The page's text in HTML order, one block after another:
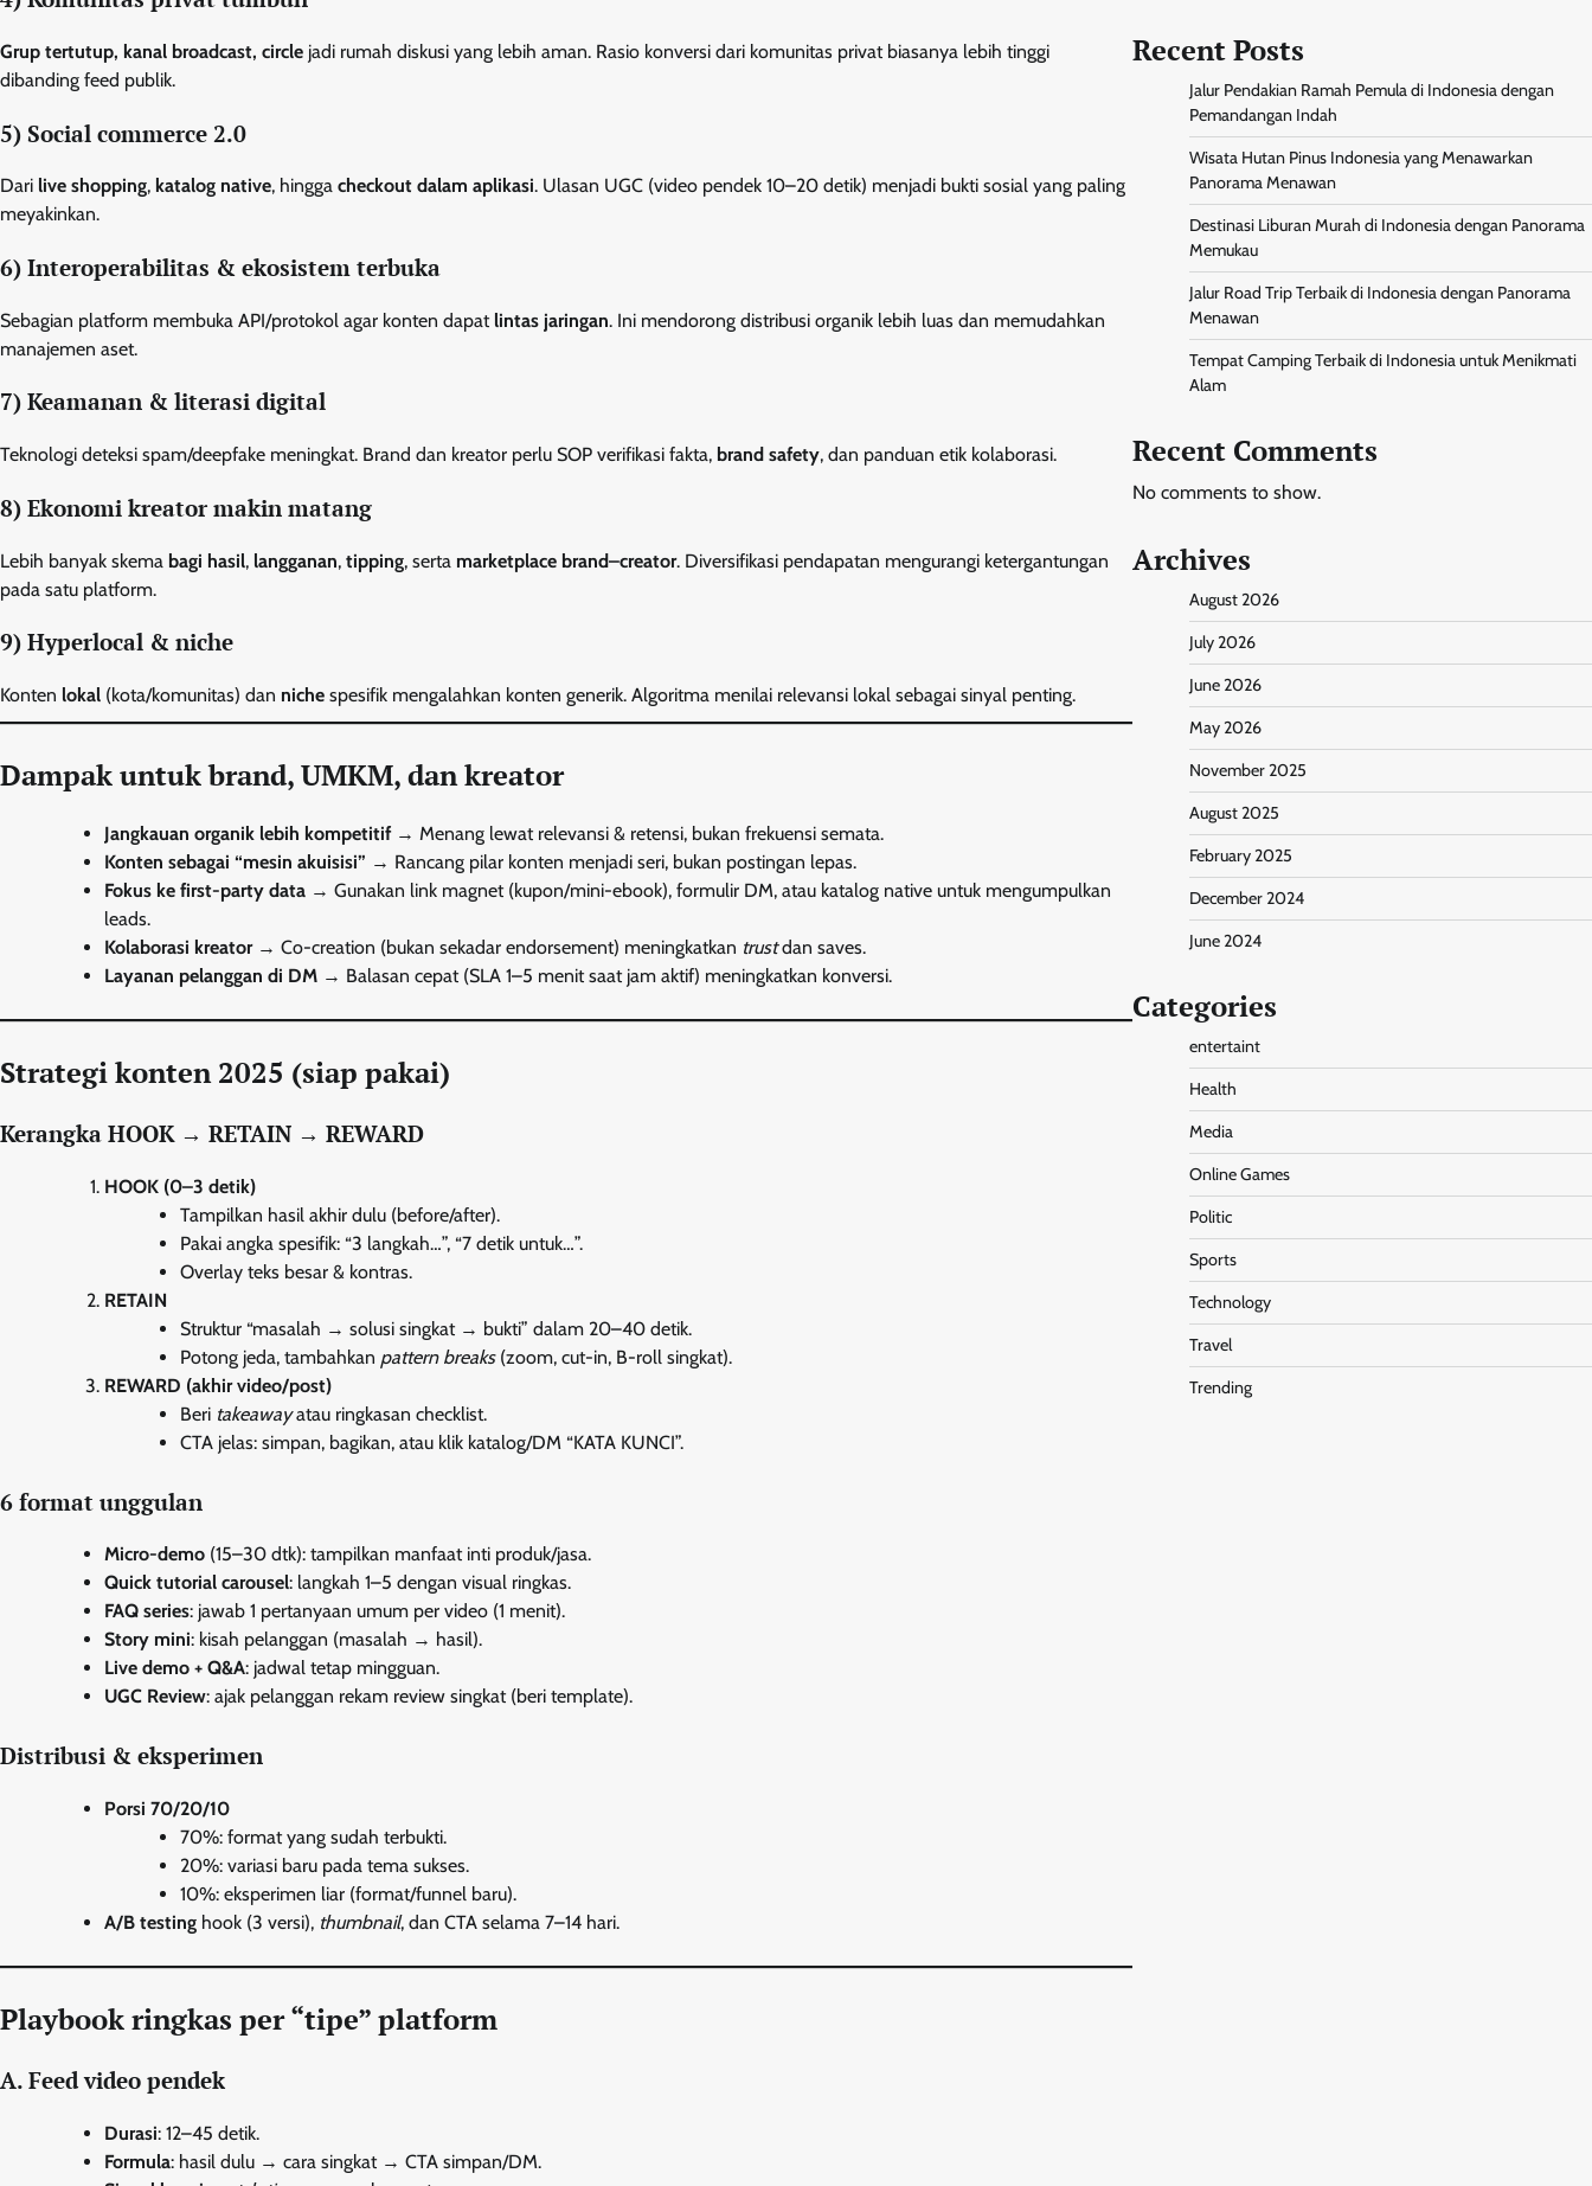
Grup tertutup, kanal broadcast, circle jadi rumah diskusi yang lebih aman. Rasio konversi dari komunitas privat biasanya lebih tinggi
dibanding feed publik.
5) Social commerce 2.0
Dari live shopping, katalog native, hingga checkout dalam aplikasi. Ulasan UGC (video pendek 10–20 detik) menjadi bukti sosial yang paling
meyakinkan.
6) Interoperabilitas & ekosistem terbuka
Sebagian platform membuka API/protokol agar konten dapat lintas jaringan. Ini mendorong distribusi organik lebih luas dan memudahkan
manajemen aset.
7) Keamanan & literasi digital
Teknologi deteksi spam/deepfake meningkat. Brand dan kreator perlu SOP verifikasi fakta, brand safety, dan panduan etik kolaborasi.
8) Ekonomi kreator makin matang
Lebih banyak skema bagi hasil, langganan, tipping, serta marketplace brand–creator. Diversifikasi pendapatan mengurangi ketergantungan
pada satu platform.
9) Hyperlocal & niche
Konten lokal (kota/komunitas) dan niche spesifik mengalahkan konten generik. Algoritma menilai relevansi lokal sebagai sinyal penting.
Dampak untuk brand, UMKM, dan kreator
Jangkauan organik lebih kompetitif→ Menang lewat relevansi & retensi, bukan frekuensi semata.
Konten sebagai “mesin akuisisi” → Rancang pilar konten menjadi seri, bukan postingan lepas.
Fokus ke first-party data → Gunakan link magnet (kupon/mini-ebook), formulir DM, atau katalog native untuk mengumpulkan
leads.
Kolaborasi kreator→ Co-creation (bukan sekadar endorsement) meningkatkan trustdan saves.
Layanan pelanggan di DM → Balasan cepat (SLA 1–5 menit saat jam aktif) meningkatkan konversi.
Strategi konten 2025 (siap pakai)
Kerangka HOOK → RETAIN → REWARD
HOOK (0–3 detik)
Tampilkan hasil akhir dulu (before/after).
Pakai angka spesifik: “3 langkah…”, “7 detik untuk…”.
Overlay teks besar & kontras.
RETAIN
Struktur “masalah → solusi singkat → bukti” dalam 20–40 detik.
Potong jeda, tambahkan pattern breaks(zoom, cut-in, B-roll singkat).
REWARD (akhir video/post)
Beri takeawayatau ringkasan checklist.
CTA jelas: simpan, bagikan, atau klik katalog/DM “KATA KUNCI”.
6 format unggulan
Micro-demo (15–30 dtk): tampilkan manfaat inti produk/jasa.
Quick tutorial carousel: langkah 1–5 dengan visual ringkas.
FAQ series: jawab 1 pertanyaan umum per video (1 menit).
Story mini: kisah pelanggan (masalah → hasil).
Live demo + Q&A: jadwal tetap mingguan.
UGC Review: ajak pelanggan rekam review singkat (beri template).
Distribusi & eksperimen
Porsi 70/20/10
70%: format yang sudah terbukti.
20%: variasi baru pada tema sukses.
10%: eksperimen liar (format/funnel baru).
A/B testing hook (3 versi), thumbnail, dan CTA selama 7–14 hari.
Playbook ringkas per “tipe” platform
A. Feed video pendek
Durasi: 12–45 detik.
Formula: hasil dulu → cara singkat → CTA simpan/DM.
Recent Posts
Jalur Pendakian Ramah Pemula di Indonesia dengan
Pemandangan Indah
Wisata Hutan Pinus Indonesia yang Menawarkan
Panorama Menawan
Destinasi Liburan Murah di Indonesia dengan Panorama
Memukau
Jalur Road Trip Terbaik di Indonesia dengan Panorama
Menawan
Tempat Camping Terbaik di Indonesia untuk Menikmati
Alam
Recent Comments
No comments to show.
Archives
August 2026
July 2026
June 2026
May 2026
November 2025
August 2025
February 2025
December 2024
June 2024
Categories
entertaint
Health
Media
Online Games
Politic
Sports
Technology
Travel
Trending